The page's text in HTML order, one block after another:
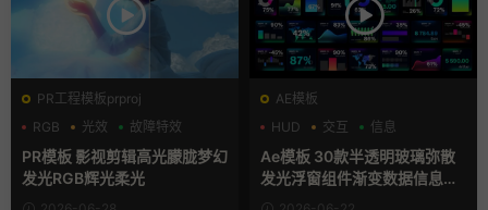
PR工程模板prproj
RGB
光效 故障特效
PR模板 影视剪辑高光朦胧梦幻
发光RGB辉光柔光
AE模板
HUD
交互 信息
Ae模板 30款半透明玻璃弥散
发光浮窗组件渐变数据信息图